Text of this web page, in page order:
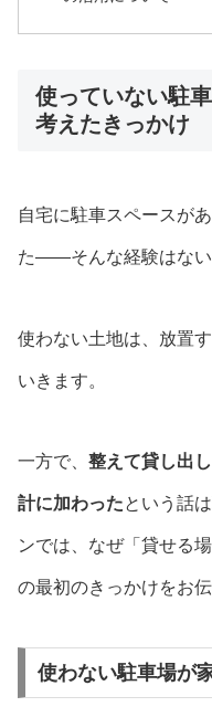
使っていない駐
考えたきっかけ
自宅に駐車スペースが
た——そんな経験はない
使わない土地は、放置
いきます。
一方で、 整えて貸し出
計に加わったという話
ンでは、なぜ「貸せる
の最初のきっかけをお伝
使わない駐車場が